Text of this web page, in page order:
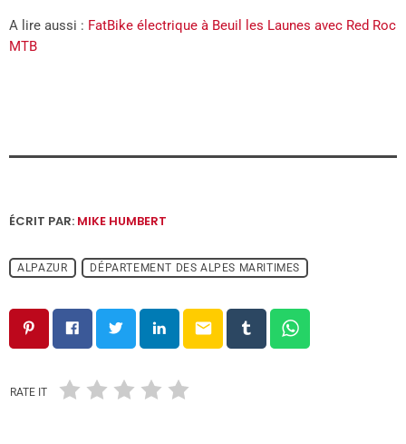
A lire aussi : FatBike électrique à Beuil les Launes avec Red Roc
MTB
ÉCRIT PAR: MIKE HUMBERT
ALPAZUR DÉPARTEMENT DES ALPES MARITIMES
email
RATE IT